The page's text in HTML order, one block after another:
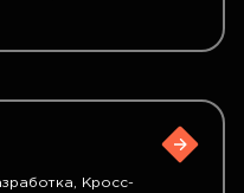
Кросс-